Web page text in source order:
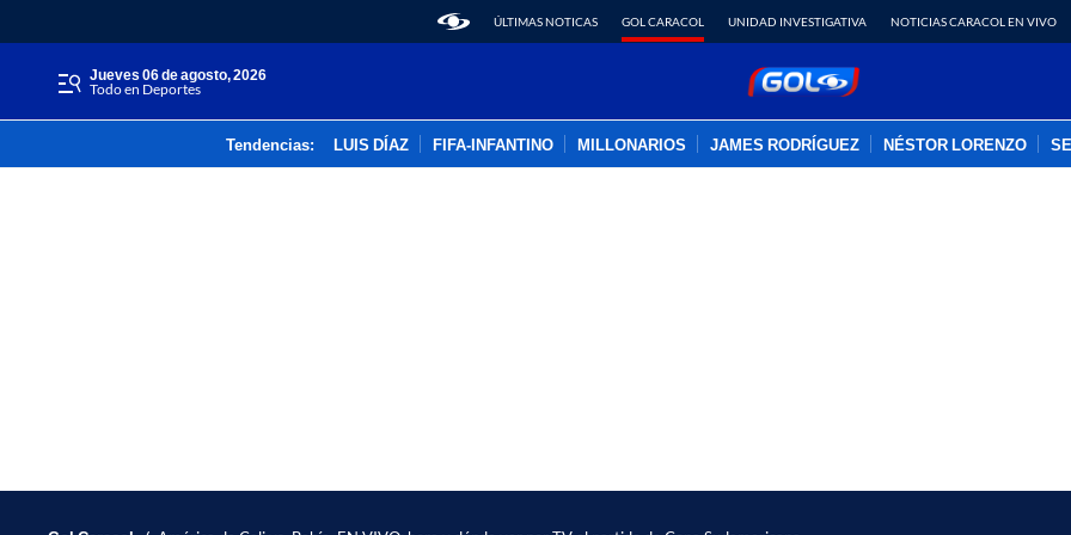
ÚLTIMAS NOTICAS GOL CARACOL UNIDAD INVESTIGATIVA NOTICIAS CARACOL EN VIVO
jueves 06 de agosto, 2026
Todo en Deportes
Tendencias: LUIS DÍAZ FIFA-INFANTINO MILLONARIOS JAMES RODRÍGUEZ NÉSTOR LORENZO